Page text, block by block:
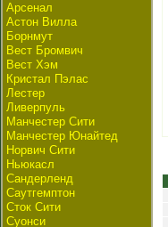
Арсенал
Астон Вилла
Борнмут
Вест Бромвич
Вест Хэм
Кристал Пэлас
Лестер
Ливерпуль
Манчестер Сити
Манчестер Юнайтед
Норвич Сити
Ньюкасл
Сандерленд
Саутгемптон
Сток Сити
Суонси